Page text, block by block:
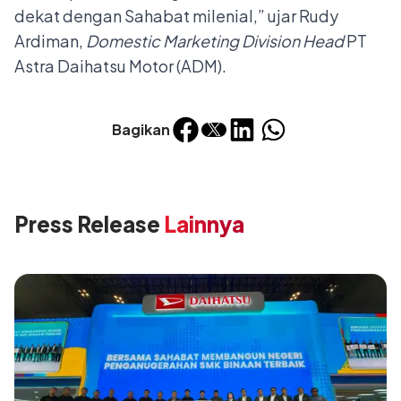
Bagikan
dekat dengan Sahabat milenial,” ujar Rudy
Ardiman, Domestic Marketing Division HeadPT
Astra Daihatsu Motor (ADM).
Press Release Lainnya